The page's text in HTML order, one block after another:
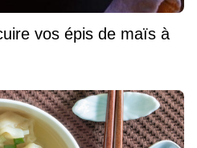
vos épis de maïs à